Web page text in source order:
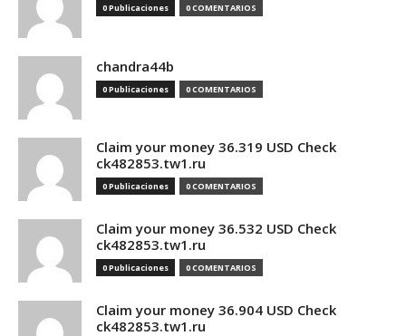
0 Publicaciones 0 COMENTARIOS
chandra44b
0 Publicaciones 0 COMENTARIOS
Claim your money 36.319 USD Check
ck482853.tw1.ru
0 Publicaciones 0 COMENTARIOS
Claim your money 36.532 USD Check
ck482853.tw1.ru
0 Publicaciones 0 COMENTARIOS
Claim your money 36.904 USD Check
ck482853.tw1.ru